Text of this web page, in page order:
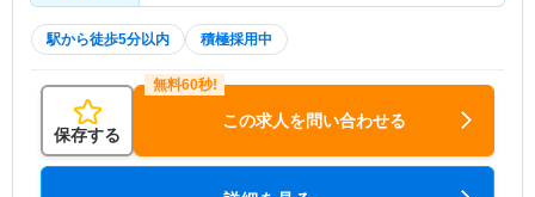
駅から徒歩5分以内 積極採用中
保存する
この求人を問い合わせる